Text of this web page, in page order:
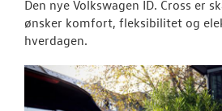
Den nye Volkswagen ID. Cross er
ønsker komfort, fleksibilitet og
hverdagen.